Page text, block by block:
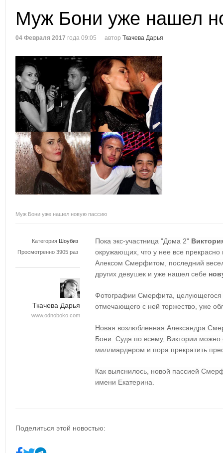
Муж Бони уже нашел
04 Февраля 2017 года 09:05 автор Ткачева Дарья
Муж Бони уже нашел новую пассию
Категория Шоубиз
Просмотренно 3905 раз
Ткачева Дарья
www.odnoboko.com
Пока экс-участница "Дома 2"
окружающих, что у нее все
Алексом Смерфитом, последний
других девушек и уже нашел себе
Фотографии Смерфита,
отмечающего с ней торжество, уже
Новая возлюбленная Александра
Бони. Судя по всему, Виктории можно
миллиардером и пора прекратить
Как выяснилось, новой пассией
имени Екатерина.
Поделиться этой новостью: